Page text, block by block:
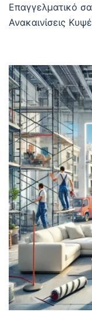
Επαγγελματικό
Ανακαινίσεις